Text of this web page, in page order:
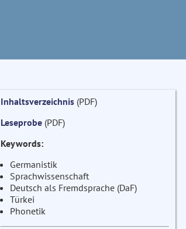
Inhaltsverzeichnis(PDF)
Leseprobe(PDF)
Keywords:
Germanistik
Sprachwissenschaft
Deutsch als Fremdsprache (DaF)
Türkei
Phonetik